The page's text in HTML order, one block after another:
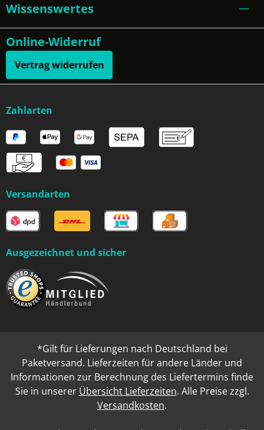
Wissenswertes
Online-Widerruf
Vertrag widerrufen
Zahlarten
Versandarten
Ausgezeichnet und sicher
*Gilt für Lieferungen nach Deutschland bei
Paketversand. Lieferzeiten für andere Länder und
Informationen zur Berechnung des Liefertermins finde
Sie in unserer Übersicht Lieferzeiten. Alle Preise zzgl.
Versandkosten.